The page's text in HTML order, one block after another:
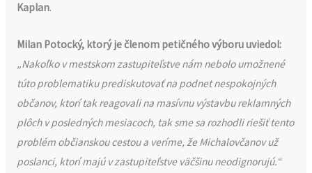
Kaplan.
Milan Potocký, ktorý je členom petičného výboru uviedol:
„Nakoľko v mestskom zastupiteľstve nám nebolo umožnené
túto problematiku prediskutovať na podnet nespokojných
občanov, ktorí tak reagovali na masívnu výstavbu reklamných
plôch v posledných mesiacoch, tak sme sa rozhodli riešiť tento
problém občianskou cestou a veríme, že Michalovčanov už
poslanci, ktorí majú v zastupiteľstve väčšinu neodignorujú.“